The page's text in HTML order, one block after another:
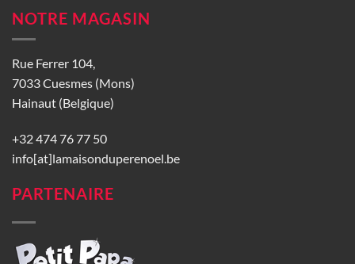
NOTRE MAGASIN
Rue Ferrer 104,
7033 Cuesmes (Mons)
Hainaut (Belgique)
+32 474 76 77 50
info[at]lamaisonduperenoel.be
PARTENAIRE